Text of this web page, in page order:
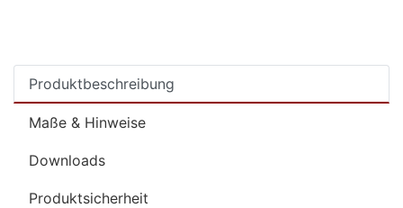
Produktbeschreibung
Maße & Hinweise
Downloads
Produktsicherheit